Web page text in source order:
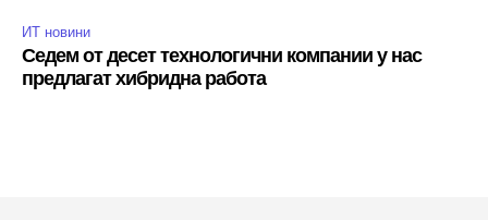
ИТ новини
Седем от десет технологични компании у нас
предлагат хибридна работа